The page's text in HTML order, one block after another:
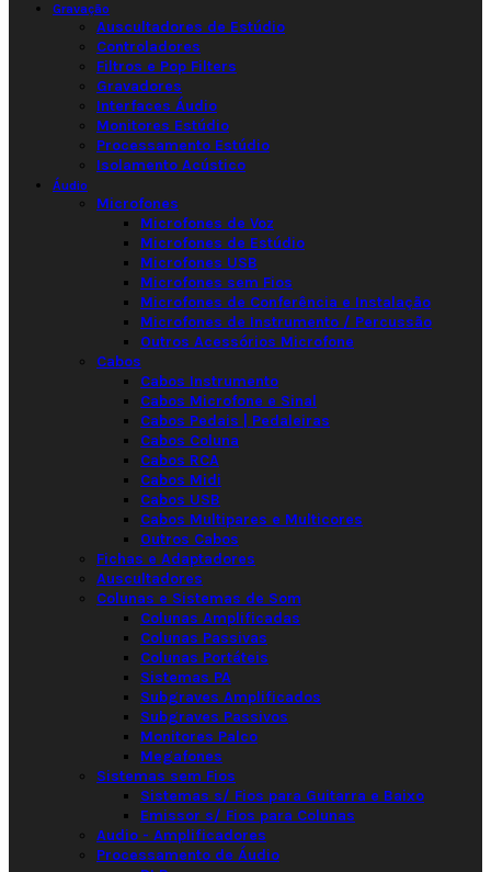
Gravação
Auscultadores de Estúdio
Controladores
Filtros e Pop Filters
Gravadores
Interfaces Áudio
Monitores Estúdio
Processamento Estúdio
Isolamento Acústico
Áudio
Microfones
Microfones de Voz
Microfones de Estúdio
Microfones USB
Microfones sem Fios
Microfones de Conferência e Instalação
Microfones de Instrumento / Percussão
Outros Acessórios Microfone
Cabos
Cabos Instrumento
Cabos Microfone e Sinal
Cabos Pedais | Pedaleiras
Cabos Coluna
Cabos RCA
Cabos Midi
Cabos USB
Cabos Multipares e Multicores
Outros Cabos
Fichas e Adaptadores
Auscultadores
Colunas e Sistemas de Som
Colunas Amplificadas
Colunas Passivas
Colunas Portáteis
Sistemas PA
Subgraves Amplificados
Subgraves Passivos
Monitores Palco
Megafones
Sistemas sem Fios
Sistemas s/ Fios para Guitarra e Baixo
Emissor s/ Fios para Colunas
Audio - Amplificadores
Processamento de Áudio